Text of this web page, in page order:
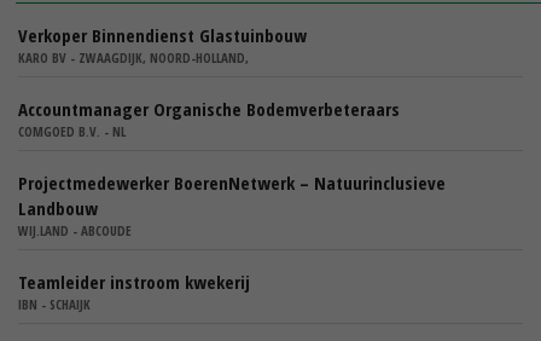
Verkoper Binnendienst Glastuinbouw
KARO BV - ZWAAGDIJK, NOORD-HOLLAND,
Accountmanager Organische Bodemverbeteraars
COMGOED B.V. - NL
Projectmedewerker BoerenNetwerk – Natuurinclusieve
Landbouw
WIJ.LAND - ABCOUDE
Teamleider instroom kwekerij
IBN - SCHAIJK